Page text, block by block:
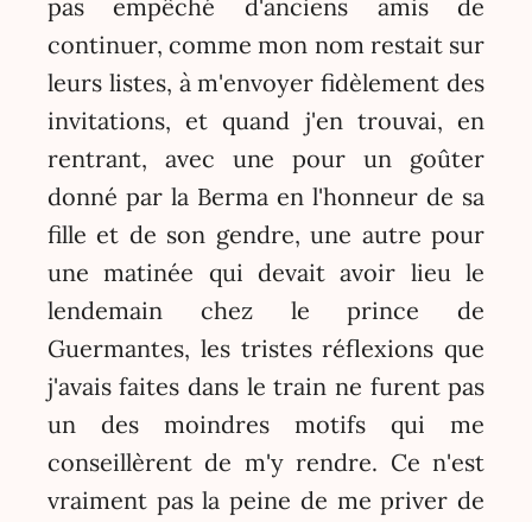
pas empêché d'anciens amis de
continuer, comme mon nom restait sur
leurs listes, à m'envoyer fidèlement des
invitations, et quand j'en trouvai, en
rentrant, avec une pour un goûter
donné par la Berma en l'honneur de sa
fille et de son gendre, une autre pour
une matinée qui devait avoir lieu le
lendemain chez le prince de
Guermantes, les tristes réflexions que
j'avais faites dans le train ne furent pas
un des moindres motifs qui me
conseillèrent de m'y rendre. Ce n'est
vraiment pas la peine de me priver de